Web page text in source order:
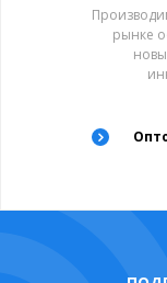
рынке